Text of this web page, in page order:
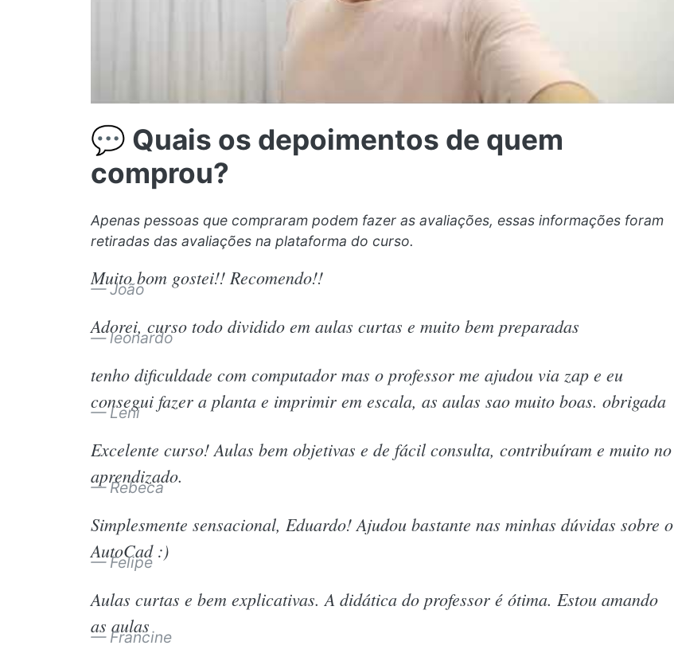
💬 Quais os depoimentos de quem
comprou?
Apenas pessoas que compraram podem fazer as avaliações, essas informações foram
retiradas das avaliações na plataforma do curso.
Muito bom gostei!! Recomendo!!
João
Adorei, curso todo dividido em aulas curtas e muito bem preparadas
leonardo
tenho dificuldade com computador mas o professor me ajudou via zap e eu
consegui fazer a planta e imprimir em escala, as aulas sao muito boas. obrigada
Leni
Excelente curso! Aulas bem objetivas e de fácil consulta, contribuíram e muito no
aprendizado.
Rebeca
Simplesmente sensacional, Eduardo! Ajudou bastante nas minhas dúvidas sobre o
AutoCad :)
Felipe
Aulas curtas e bem explicativas. A didática do professor é ótima. Estou amando
as aulas
Francine